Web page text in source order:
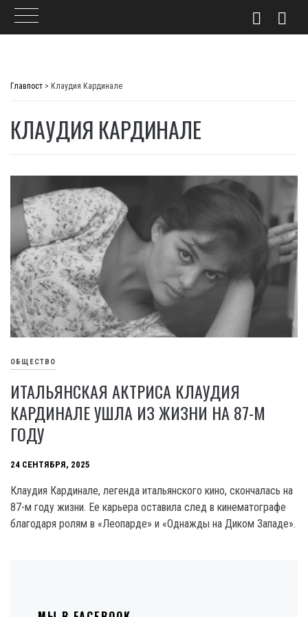
Главпост > Клаудия Кардинале
КЛАУДИЯ КАРДИНАЛЕ
ОБЩЕСТВО
ИТАЛЬЯНСКАЯ АКТРИСА КЛАУДИЯ
КАРДИНАЛЕ УШЛА ИЗ ЖИЗНИ НА 87-М
ГОДУ
24 СЕНТЯБРЯ, 2025
Клаудия Кардинале, легенда итальянского кино, скончалась на
87-м году жизни. Ее карьера оставила след в кинематографе
благодаря ролям в «Леопарде» и «Однажды на Диком Западе».